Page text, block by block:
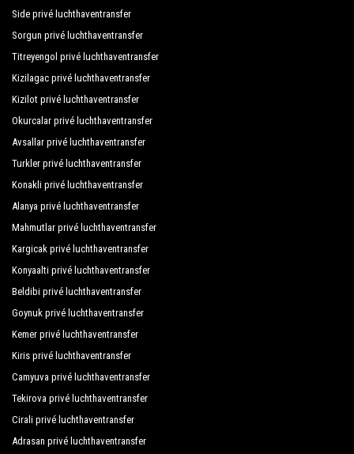
Nazar Beach Hotel
Nebilux Hotel
Prima Hotel
Ramada Resort Lara
Royal Colours Hotel
Royal Wings Hotel
Saturn Palace Resort
Sherwood Prize Hotel
Sato Hotel Lara
Teos Hotel
The Lifeco Antalya
The Marmara Hotel Antalya
Side privé luchthaventransfer
Sorgun privé luchthaventransfer
Titreyengol privé luchthaventransfer
Kizilagac privé luchthaventransfer
Kizilot privé luchthaventransfer
Okurcalar privé luchthaventransfer
Avsallar privé luchthaventransfer
Turkler privé luchthaventransfer
Konakli privé luchthaventransfer
Alanya privé luchthaventransfer
Mahmutlar privé luchthaventransfer
Kargicak privé luchthaventransfer
Konyaalti privé luchthaventransfer
Beldibi privé luchthaventransfer
Goynuk privé luchthaventransfer
Kemer privé luchthaventransfer
Kiris privé luchthaventransfer
Camyuva privé luchthaventransfer
Tekirova privé luchthaventransfer
Cirali privé luchthaventransfer
Adrasan privé luchthaventransfer